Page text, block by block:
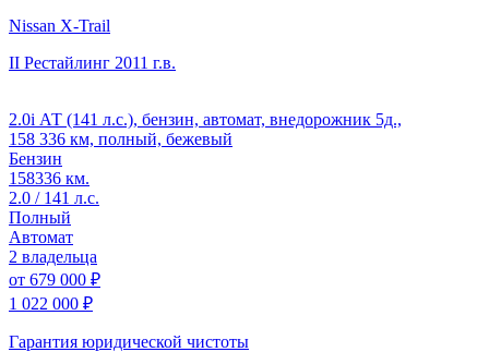
Nissan X-Trail
II Рестайлинг 2011 г.в.
2.0i АТ (141 л.с.), бензин, автомат, внедорожник 5д.,
158 336 км, полный, бежевый
Бензин
158336 км.
2.0 / 141 л.с.
Полный
Автомат
2 владельца
от 679 000 ₽
1 022 000 ₽
Гарантия юридической чистоты